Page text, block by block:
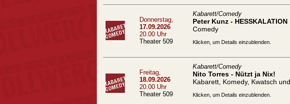
Donnerstag,
17.09.2026
20.00 Uhr
Theater 509
Kabarett/Comedy
Peter Kunz - HESSKALATION
Comedy
Klicken, um Details einzublenden.
Freitag,
18.09.2026
20.00 Uhr
Theater 509
Kabarett/Comedy
Nito Torres - Nützt ja Nix!
Kabarett, Komedy, Kwatsch
Klicken, um Details einzublenden.